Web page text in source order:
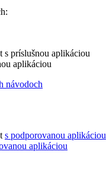
s príslušnou aplikáciou
aplikáciou
návodoch
s podporovanou aplikáciou
aplikáciou